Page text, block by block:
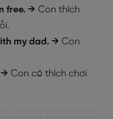
free. → Con thích
my dad. → Con
→ Con có thích chơi